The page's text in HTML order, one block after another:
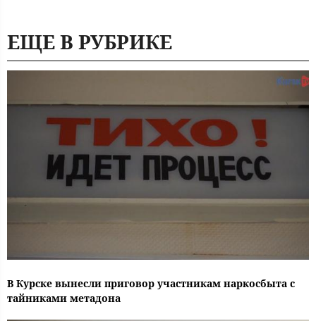
ЕЩЕ В РУБРИКЕ
В Курске вынесли приговор участникам наркосбыта с
тайниками метадона